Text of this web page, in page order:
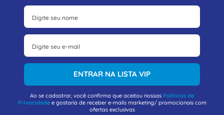
ENTRAR NA LISTA VIP
Ao se cadastrar, você confirma que aceitou nossas Políticas de
Privacidadee gostaria de receber e-mails marketing/ promocionais com
ofertas exclusivas